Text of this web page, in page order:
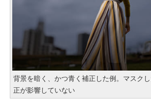
背景を暗く、かつ青く補正した例。マスク
正が影響していない